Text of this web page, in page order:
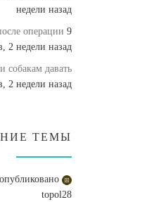
недели назад
операции 9
2 недели назад
собакам давать
2 недели назад
ТЕМЫ
опубликовано
topol28